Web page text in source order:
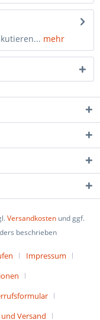
mehr
Versandkosten und ggf.
beschrieben
Impressum
Versand